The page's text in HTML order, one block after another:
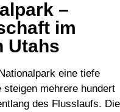
–
im
Utahs
eine tiefe
mehrere hundert
des Flusslaufs. Die